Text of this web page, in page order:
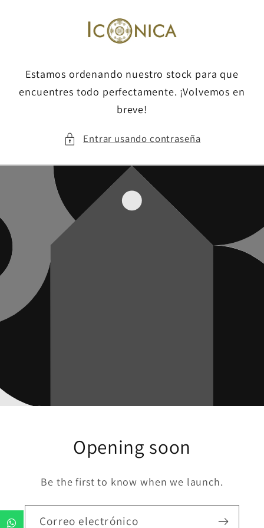
Estamos ordenando nuestro stock para que
encuentres todo perfectamente. ¡Volvemos en
breve!
Entrar usando contraseña
Opening soon
Be the first to know when we launch.
Correo electrónico